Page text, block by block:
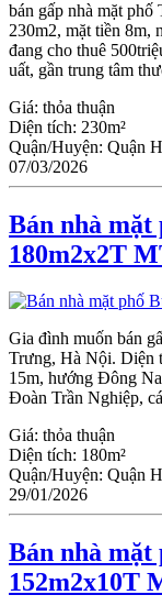
bán gấp nhà mặt
230m2, mặt tiền 8m,
đang cho thuê
uất, gần trung tâm
Giá: thỏa thuận
Diện tích: 230m²
Quận/Huyện: Quận
07/03/2026
Bán nhà
180m2x2T
Gia đình muốn bán
Trưng, Hà Nội. Diện
15m, hướng Đông
Đoàn Trần Nghiệp,
Giá: thỏa thuận
Diện tích: 180m²
Quận/Huyện: Quận
29/01/2026
Bán nhà
152m2x10T